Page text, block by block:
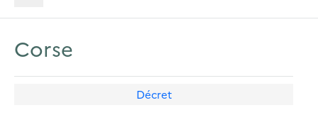
Corse
Décret